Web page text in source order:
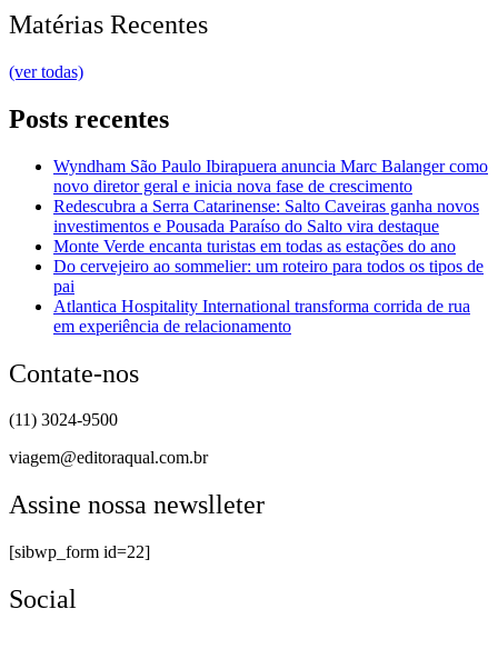
Matérias Recentes
(ver todas)
Posts recentes
Wyndham São Paulo Ibirapuera anuncia Marc Balanger como
novo diretor geral e inicia nova fase de crescimento
Redescubra a Serra Catarinense: Salto Caveiras ganha novos
investimentos e Pousada Paraíso do Salto vira destaque
Monte Verde encanta turistas em todas as estações do ano
Do cervejeiro ao sommelier: um roteiro para todos os tipos de
pai
Atlantica Hospitality International transforma corrida de rua
em experiência de relacionamento
Contate-nos
(11) 3024-9500
viagem@editoraqual.com.br
Assine nossa newslleter
[sibwp_form id=22]
Social